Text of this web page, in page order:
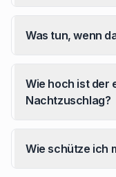
Was tun, wenn
Wie hoch ist der
Nachtzuschlag?
Wie schütze ich